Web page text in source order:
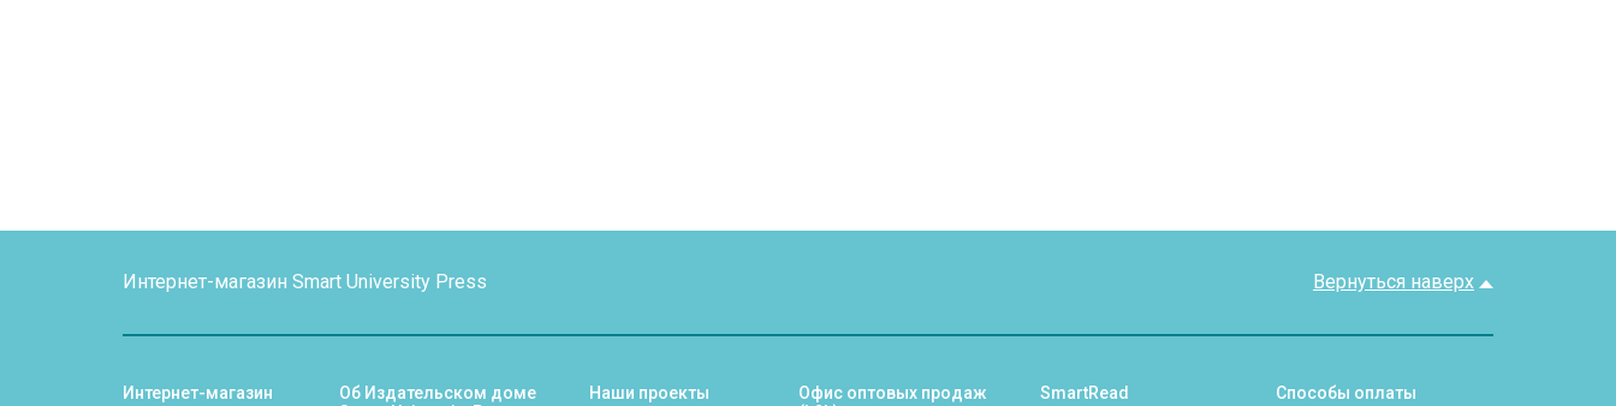
Интернет-магазин Smart University Press Вернуться наверх
Интернет-магазин
Об Издательском доме
Наши проекты
Офис оптовых продаж
SmartRead Способы оплаты